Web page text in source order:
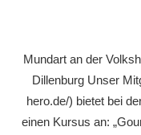
Mundart an der
Dillenburg Unser
hero.de/) bietet bei
einen Kursus an: